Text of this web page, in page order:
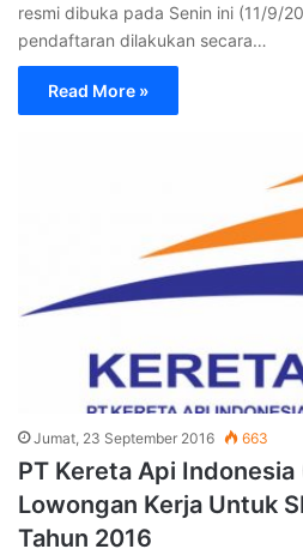
resmi dibuka pada Senin ini (11/9/
pendaftaran dilakukan secara…
Read More »
Jumat, 23 September 2016 663
PT Kereta Api Indonesia
Lowongan Kerja Untuk
Tahun 2016